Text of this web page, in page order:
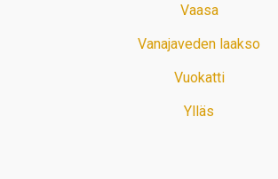
Vaasa
Vanajaveden laakso
Vuokatti
Ylläs